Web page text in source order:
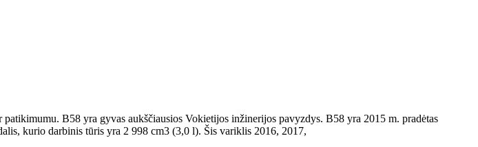
B58 yra gyvas aukščiausios Vokietijos inžinerijos pavyzdys. B58 yra 2015 m. pradėtas
kurio darbinis tūris yra 2 998 cm3 (3,0 l). Šis variklis 2016, 2017,